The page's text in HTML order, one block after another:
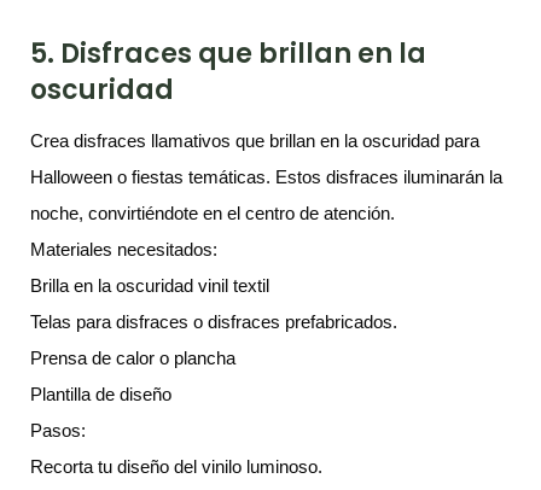
5. Disfraces que brillan en la
oscuridad
Crea disfraces llamativos que brillan en la oscuridad para
Halloween o fiestas temáticas. Estos disfraces iluminarán la
noche, convirtiéndote en el centro de atención.
Materiales necesitados:
Brilla en la oscuridad vinil textil
Telas para disfraces o disfraces prefabricados.
Prensa de calor o plancha
Plantilla de diseño
Pasos:
Recorta tu diseño del vinilo luminoso.